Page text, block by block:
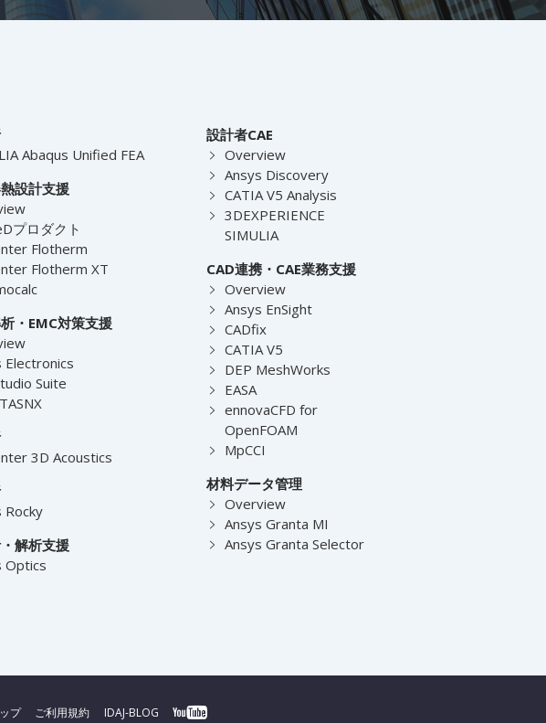
Abaqus Unified FEA
設計支援
プロダクト
Flotherm
Flotherm XT
・EMC対策支援
Electronics
Suite
3D Acoustics
Rocky
解析支援
Optics
設計者CAE
Overview
Ansys Discovery
CATIA V5 Analysis
3DEXPERIENCE
SIMULIA
CAD連携・CAE業務支援
Overview
Ansys EnSight
CADfix
CATIA V5
DEP MeshWorks
EASA
ennovaCFD for
OpenFOAM
MpCCI
材料データ管理
Overview
Ansys Granta MI
Ansys Granta Selector
プ ご利用規約 IDAJ-BLOG